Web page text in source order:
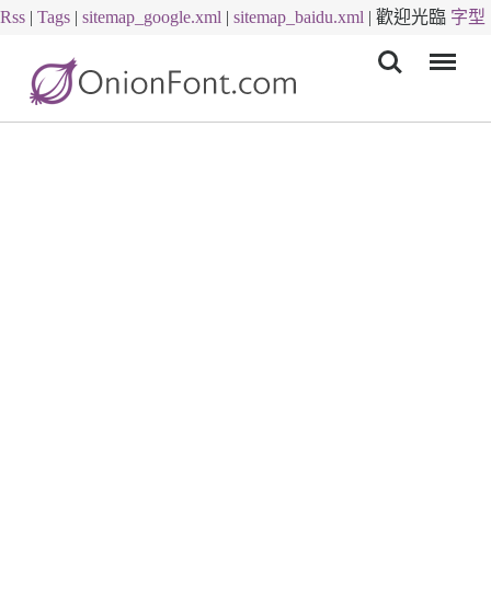
Rss | Tags | sitemap_google.xml | sitemap_baidu.xml | 歡迎光臨 字型